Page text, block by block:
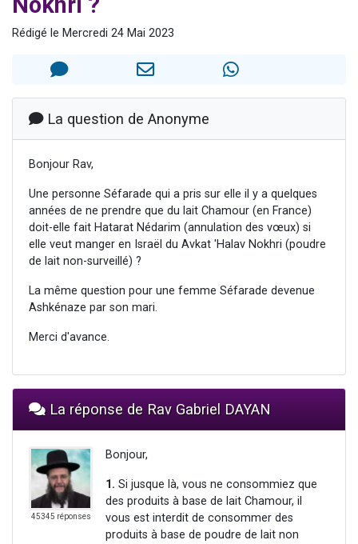
30 personnes viennent de faire un don pour Sauvez la jambe de Yohan
Il reste 49 places pour étudier en groupe sur Zoom
Rédigé le Mercredi 24 Mai 2023
La question de Anonyme
Bonjour Rav,
Une personne Séfarade qui a pris sur elle il y a quelques
années de ne prendre que du lait Chamour (en France)
doit-elle fait Hatarat Nédarim (annulation des vœux) si
elle veut manger en Israël du Avkat 'Halav Nokhri (poudre
de lait non-surveillé) ?
La même question pour une femme Séfarade devenue
Ashkénaze par son mari.
Merci d'avance.
La réponse de Rav Gabriel DAYAN
45345 réponses
Bonjour,
1. Si jusque là, vous ne consommiez que
des produits à base de lait Chamour, il
vous est interdit de consommer des
produits à base de poudre de lait non